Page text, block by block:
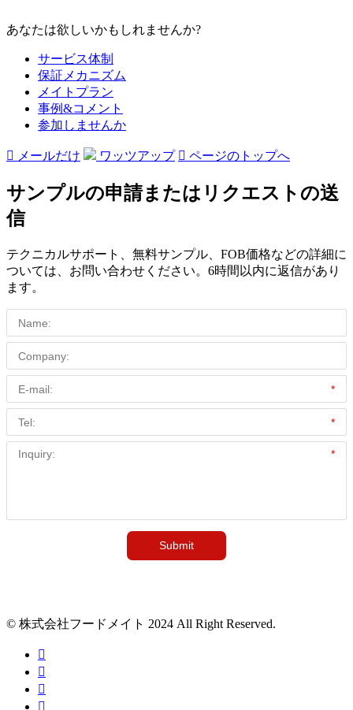
あなたは欲しいかもしれませんか?
サービス体制
保証メカニズム
メイトプラン
事例&コメント
参加しませんか
 メールだけ ワッツアップ  ページのトップへ
サンプルの申請またはリクエストの送
信
テクニカルサポート、無料サンプル、FOB価格などの詳細に
ついては、お問い合わせください。6時間以内に返信があり
ます。
© 株式会社フードメイト 2024 All Right Reserved.



